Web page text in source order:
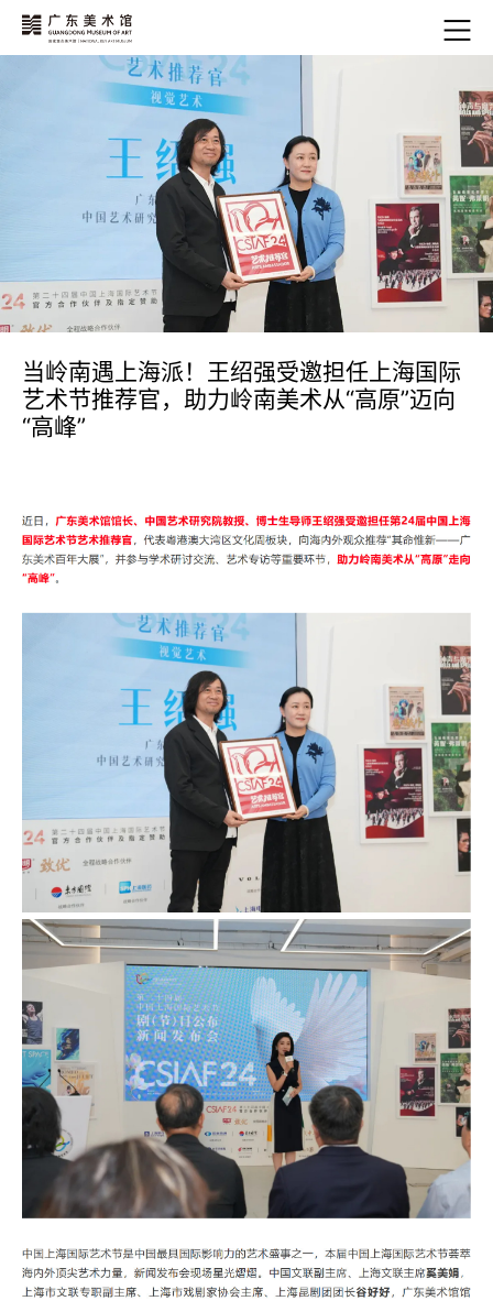
当岭南遇上海派！王绍强受邀担任上海国际
艺术节推荐官，助力岭南美术从“高原”迈向
“高峰”